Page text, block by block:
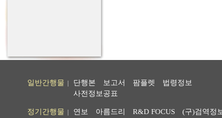
일반간행물 단행본 보고서 팜플렛
법령정보
사전정보공표
정기간행물 연보 아름드리 R&D FOCUS
(구)검역정